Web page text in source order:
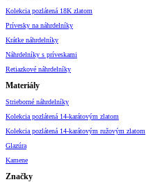
Kolekcia pozlátená 18K zlatom
Prívesky na náhrdelníky
Krátke náhrdelníky
Náhrdelníky s príveskami
Retiazkové náhrdelníky
Materiály
Strieborné náhrdelníky
Kolekcia pozlátená 14-karátovým zlatom
Kolekcia pozlátená 14-karátovým ružovým zlatom
Glazúra
Kamene
Značky